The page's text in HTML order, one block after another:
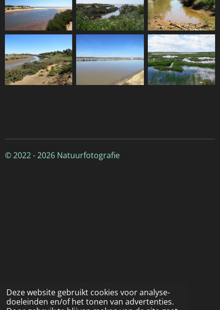
Deze website gebruikt cookies voor analyse-
doeleinden en/of het tonen van advertenties.
© 2022 - 2026 Natuurfotografie